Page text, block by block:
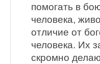
помогать в
человека,
отличие от
человека. Их
скромно